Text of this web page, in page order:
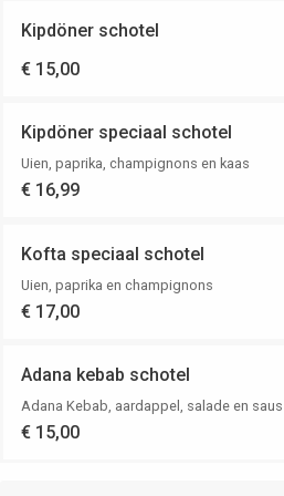
Kipdöner schotel
€ 15,00
Kipdöner speciaal schotel
Uien, paprika, champignons en kaas
€ 16,99
Kofta speciaal schotel
Uien, paprika en champignons
€ 17,00
Adana kebab schotel
Adana Kebab, aardappel, salade en saus
€ 15,00